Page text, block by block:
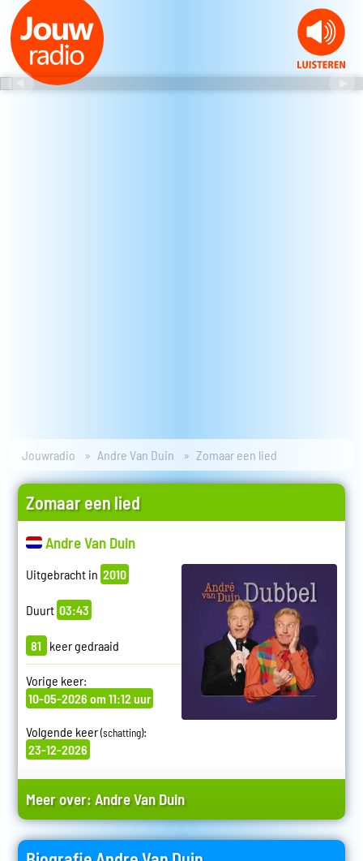
Jouwradio Andre Van Duin Zomaar een lied
Zomaar een lied
Andre Van Duin
Uitgebracht in 2010
Duurt 03:43
81 keer gedraaid
Vorige keer:
10-05-2026 om 11:12 uur
Volgende keer(schatting):
23-12-2026
Meer over:Andre Van Duin